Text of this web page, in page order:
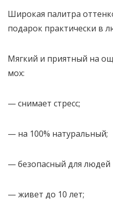
Широкая палитра
подарок практически в
Мягкий и приятный на
мох:
— снимает стресс;
— на 100% натуральный;
— безопасный для людей
— живет до 10 лет;